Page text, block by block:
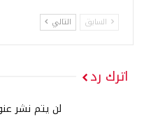
السابق التالي
اترك رد
لن يتم نشر